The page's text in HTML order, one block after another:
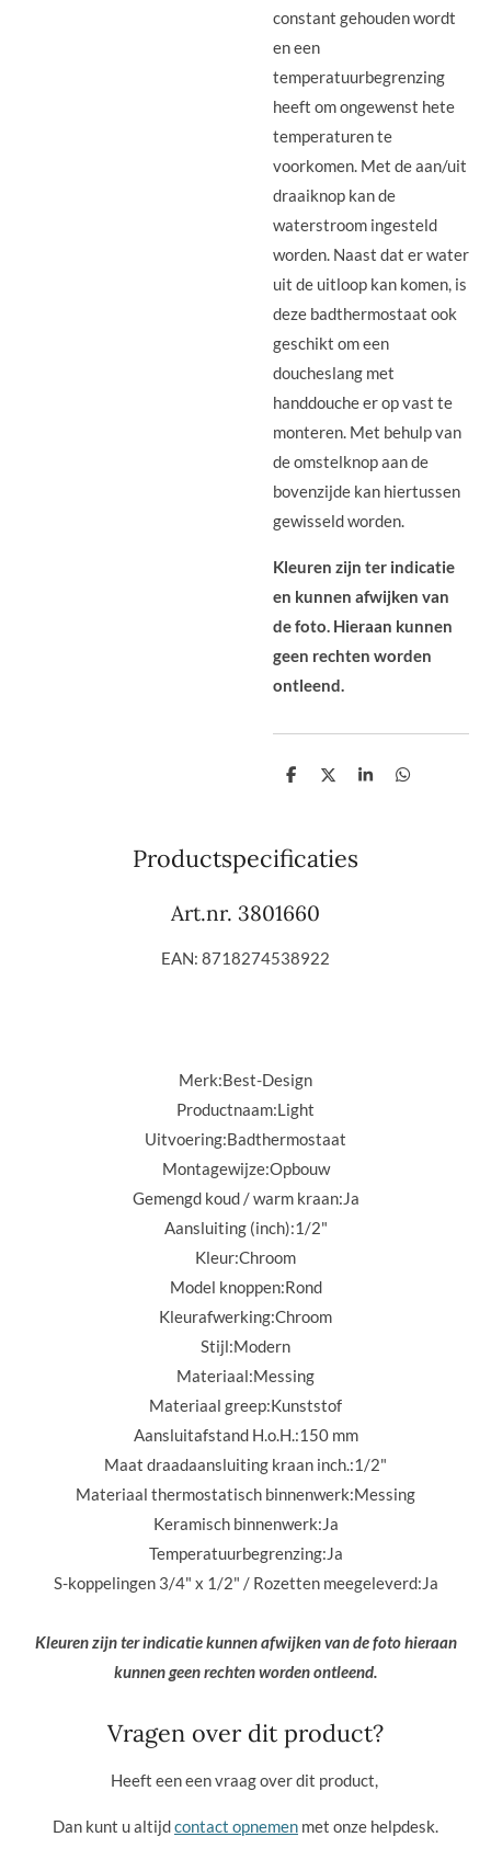
constant gehouden wordt
en een
temperatuurbegrenzing
heeft om ongewenst hete
temperaturen te
voorkomen. Met de aan/uit
draaiknop kan de
waterstroom ingesteld
worden. Naast dat er water
uit de uitloop kan komen, is
deze badthermostaat ook
geschikt om een
doucheslang met
handdouche er op vast te
monteren. Met behulp van
de omstelknop aan de
bovenzijde kan hiertussen
gewisseld worden.
Kleuren zijn ter indicatie
en kunnen afwijken van
de foto. Hieraan kunnen
geen rechten worden
ontleend.
D
n
D
S
D
Productspecificaties
Art.nr. 3801660
EAN: 8718274538922
Merk:Best-Design
Productnaam:Light
Uitvoering:Badthermostaat
Montagewijze:Opbouw
Gemengd koud / warm kraan:Ja
Aansluiting (inch):1/2"
Kleur:Chroom
Model knoppen:Rond
Kleurafwerking:Chroom
Stijl:Modern
Materiaal:Messing
Materiaal greep:Kunststof
Aansluitafstand H.o.H.:150 mm
Maat draadaansluiting kraan inch.:1/2"
Materiaal thermostatisch binnenwerk:Messing
Keramisch binnenwerk:Ja
Temperatuurbegrenzing:Ja
S-koppelingen 3/4" x 1/2" / Rozetten meegeleverd:Ja
Kleuren zijn ter indicatie kunnen afwijken van de foto hieraan
kunnen geen rechten worden ontleend.
Vragen over dit product?
Heeft een een vraag over dit product,
Dan kunt u altijdcontact opnemen met onze helpdesk.